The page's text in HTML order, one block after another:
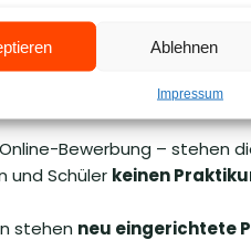
Ablehnen
Impressum
Bewerbung – stehen
und Schüler keinen
stehen neu eingerichtete